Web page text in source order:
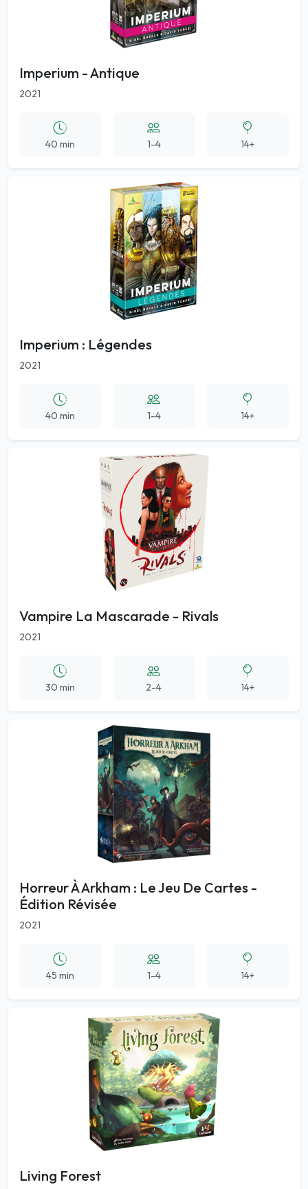
Imperium - Antique
2021
40 min 1-4 14+
Imperium : Légendes
2021
40 min 1-4 14+
Vampire La Mascarade - Rivals
2021
30 min 2-4 14+
Horreur À Arkham : Le Jeu De Cartes -
Édition Révisée
2021
45 min 1-4 14+
Living Forest